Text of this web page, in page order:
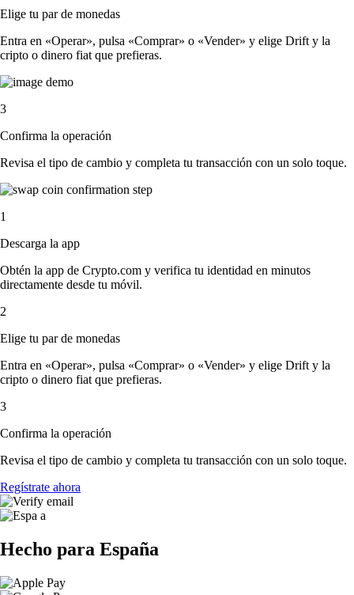
Elige tu par de monedas
Entra en «Operar», pulsa «Comprar» o «Vender» y elige Drift y la
cripto o dinero fiat que prefieras.
3
Confirma la operación
Revisa el tipo de cambio y completa tu transacción con un solo toque.
1
Descarga la app
Obtén la app de Crypto.com y verifica tu identidad en minutos
directamente desde tu móvil.
2
Elige tu par de monedas
Entra en «Operar», pulsa «Comprar» o «Vender» y elige Drift y la
cripto o dinero fiat que prefieras.
3
Confirma la operación
Revisa el tipo de cambio y completa tu transacción con un solo toque.
Regístrate ahora
Hecho para España